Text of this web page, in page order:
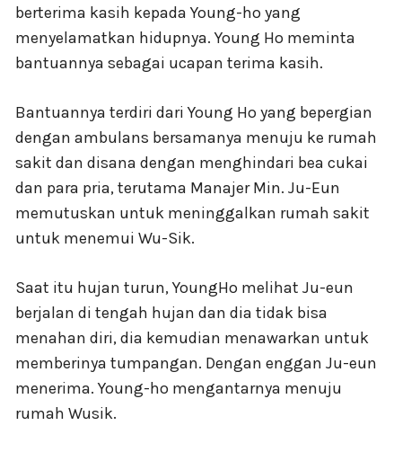
berterima kasih kepada Young-ho yang
menyelamatkan hidupnya. Young Ho meminta
bantuannya sebagai ucapan terima kasih.
Bantuannya terdiri dari Young Ho yang bepergian
dengan ambulans bersamanya menuju ke rumah
sakit dan disana dengan menghindari bea cukai
dan para pria, terutama Manajer Min. Ju-Eun
memutuskan untuk meninggalkan rumah sakit
untuk menemui Wu-Sik.
Saat itu hujan turun, YoungHo melihat Ju-eun
berjalan di tengah hujan dan dia tidak bisa
menahan diri, dia kemudian menawarkan untuk
memberinya tumpangan. Dengan enggan Ju-eun
menerima. Young-ho mengantarnya menuju
rumah Wusik.